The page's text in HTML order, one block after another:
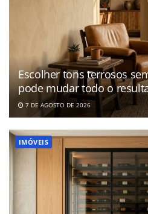
Escolher tons terrosos
pode mudar todo o
7 DE AGOSTO DE 2026
IMÓVEIS